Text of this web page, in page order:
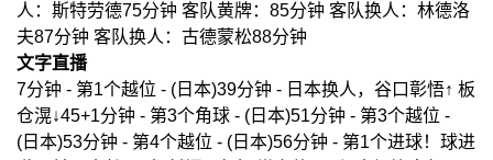
人：斯特劳德75分钟 客队黄牌：85分钟 客队换人：林德洛
夫87分钟 客队换人：古德蒙松88分钟
文字直播
7分钟 - 第1个越位 - (日本)39分钟 - 日本换人，谷口彰悟↑ 板
仓滉↓45+1分钟 - 第3个角球 - (日本)51分钟 - 第3个越位 -
(日本)53分钟 - 第4个越位 - (日本)56分钟 - 第1个进球！球进